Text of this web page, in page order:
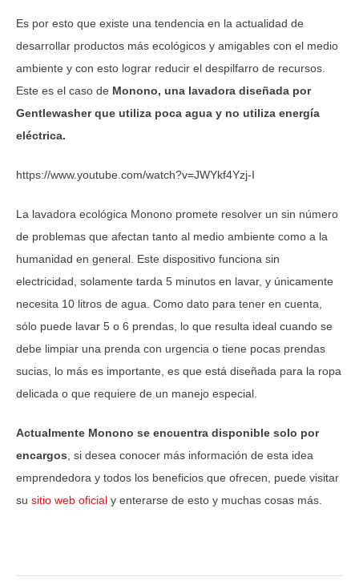
Es por esto que existe una tendencia en la actualidad de
desarrollar productos más ecológicos y amigables con el medio
ambiente y con esto lograr reducir el despilfarro de recursos.
Este es el caso de Monono, una lavadora diseñada por
Gentlewasher que utiliza poca agua y no utiliza energía
eléctrica.
https://www.youtube.com/watch?v=JWYkf4Yzj-I
La lavadora ecológica Monono promete resolver un sin número
de problemas que afectan tanto al medio ambiente como a la
humanidad en general. Este dispositivo funciona sin
electricidad, solamente tarda 5 minutos en lavar, y únicamente
necesita 10 litros de agua. Como dato para tener en cuenta,
sólo puede lavar 5 o 6 prendas, lo que resulta ideal cuando se
debe limpiar una prenda con urgencia o tiene pocas prendas
sucias, lo más es importante, es que está diseñada para la ropa
delicada o que requiere de un manejo especial.
Actualmente Monono se encuentra disponible solo por
encargos , si desea conocer más información de esta idea
emprendedora y todos los beneficios que ofrecen, puede visitar
su sitio web oficial y enterarse de esto y muchas cosas más.